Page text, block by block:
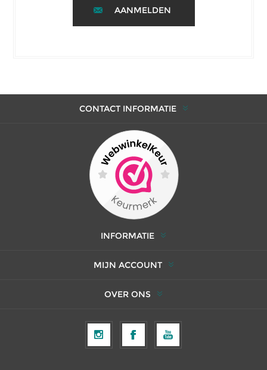
AANMELDEN
CONTACT INFORMATIE
INFORMATIE
MIJN ACCOUNT
OVER ONS